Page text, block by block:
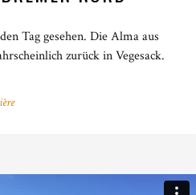
Tag gesehen. Die Alma aus
zurück in Vegesack.